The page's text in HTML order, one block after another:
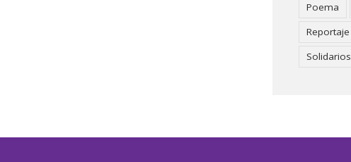
Poema
Reportaje
Solidarios